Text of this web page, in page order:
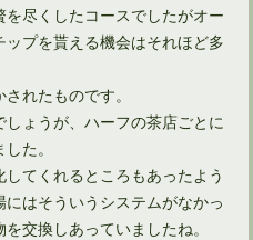
を尽くしたコースでしたがオー
プを貰える機会はそれほど多
れたものです。
ょうが、ハーフの茶店ごとに
た。
てくれるところもあったよう
はそういうシステムがなかっ
交換しあっていましたね。